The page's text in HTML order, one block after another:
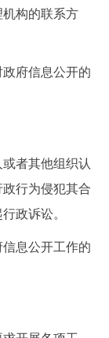
回到顶部
构的联系方
府信息公开的
者其他组织认
行为侵犯其合
政诉讼。
息公开工作的